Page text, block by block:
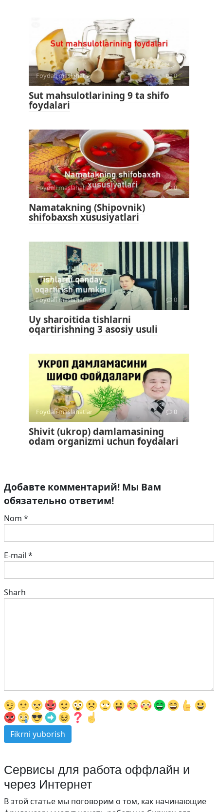
Foydali maslahatlar 0
Sut mahsulotlarining 9 ta shifo
foydalari
Foydali maslahatlar 0
Namatakning (Shipovnik)
shifobaxsh xususiyatlari
Foydali maslahatlar 0
Uy sharoitida tishlarni
oqartirishning 3 asosiy usuli
Foydali maslahatlar 0
Shivit (ukrop) damlamasining
odam organizmi uchun foydalari
Добавте комментарий! Мы Вам
обязательно ответим!
Nom *
E-mail *
Sharh
Сервисы для работа оффлайн и
через Интернет
В этой статье мы поговорим о том, как начинающие